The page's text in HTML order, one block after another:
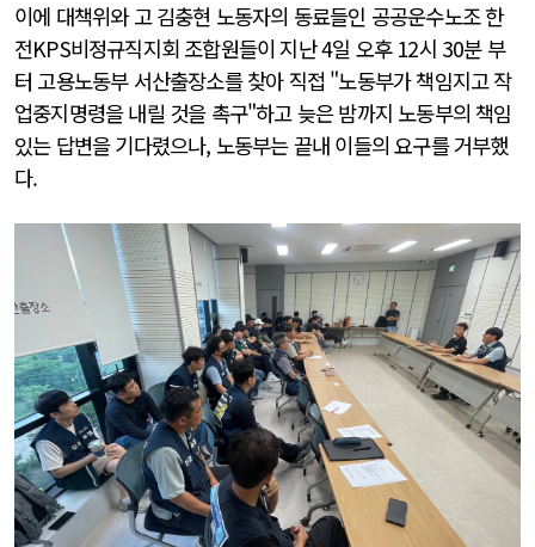
이에 대책위와 고 김충현 노동자의 동료들인 공공운수노조 한
전KPS비정규직지회 조합원들이 지난 4일 오후 12시 30분 부
터 고용노동부 서산출장소를 찾아 직접 "노동부가 책임지고 작
업중지명령을 내릴 것을 촉구"하고 늦은 밤까지 노동부의 책임
있는 답변을 기다렸으나, 노동부는 끝내 이들의 요구를 거부했
다.